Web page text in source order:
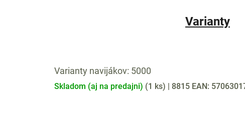
Varianty
Varianty navijákov: 5000
Skladom (aj na predajni) (1 ks) | 8815 EAN: